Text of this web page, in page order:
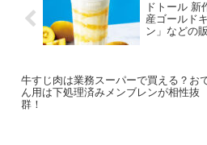
ドトール 新
産ゴールド
ン」などの
牛すじ肉は業務スーパーで買える？お
ん用は下処理済みメンブレンが相性抜
群！